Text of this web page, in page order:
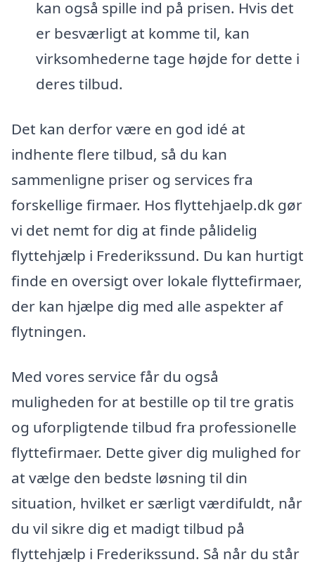
kan også spille ind på prisen. Hvis det
er besværligt at komme til, kan
virksomhederne tage højde for dette i
deres tilbud.
Det kan derfor være en god idé at
indhente flere tilbud, så du kan
sammenligne priser og services fra
forskellige firmaer. Hos flyttehjaelp.dk gør
vi det nemt for dig at finde pålidelig
flyttehjælp i Frederikssund. Du kan hurtigt
finde en oversigt over lokale flyttefirmaer,
der kan hjælpe dig med alle aspekter af
flytningen.
Med vores service får du også
muligheden for at bestille op til tre gratis
og uforpligtende tilbud fra professionelle
flyttefirmaer. Dette giver dig mulighed for
at vælge den bedste løsning til din
situation, hvilket er særligt værdifuldt, når
du vil sikre dig et madigt tilbud på
flyttehjælp i Frederikssund. Så når du står